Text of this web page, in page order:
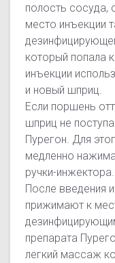
полость сосуда,
место инъекции
который попала
инъекции
и новый шприц.
Если поршень
шприц не
Пурегон. Для
медленно
ручки-инжектора.
После введения
прижимают к
препарата
легкий массаж